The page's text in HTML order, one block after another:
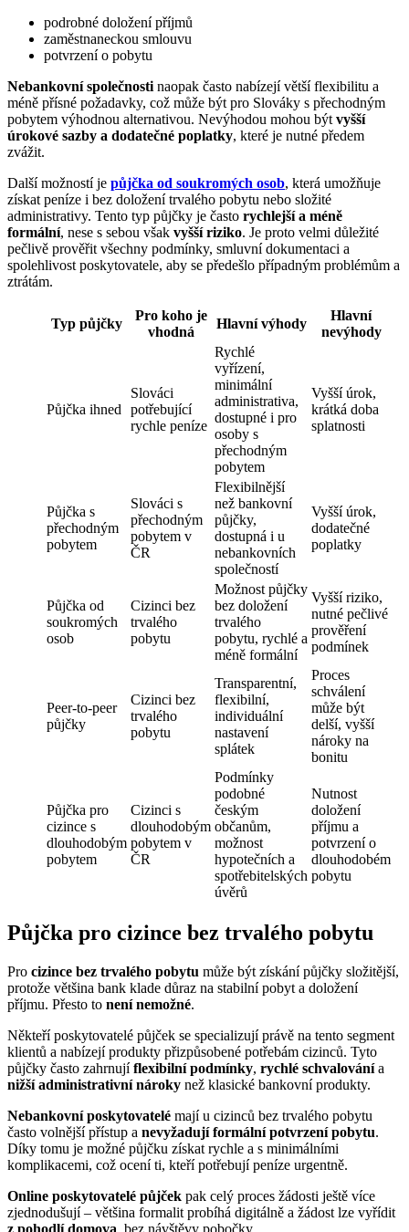
podrobné doložení příjmů
zaměstnaneckou smlouvu
potvrzení o pobytu
Nebankovní společnosti naopak často nabízejí větší flexibilitu a
méně přísné požadavky, což může být pro Slováky s přechodným
pobytem výhodnou alternativou. Nevýhodou mohou být vyšší
úrokové sazby a dodatečné poplatky, které je nutné předem
zvážit.
Další možností je půjčka od soukromých osob, která umožňuje
získat peníze i bez doložení trvalého pobytu nebo složité
administrativy. Tento typ půjčky je často rychlejší a méně
formální, nese s sebou však vyšší riziko. Je proto velmi důležité
pečlivě prověřit všechny podmínky, smluvní dokumentaci a
spolehlivost poskytovatele, aby se předešlo případným problémům a
ztrátám.
Typ půjčky
Pro koho je
vhodná
Hlavní výhody
Hlavní
nevýhody
Půjčka ihned
Slováci
potřebující
rychle peníze
Rychlé
vyřízení,
minimální
administrativa,
dostupné i pro
osoby s
přechodným
pobytem
Vyšší úrok,
krátká doba
splatnosti
Půjčka s
přechodným
pobytem
Slováci s
přechodným
pobytem v
ČR
Flexibilnější
než bankovní
půjčky,
dostupná i u
nebankovních
společností
Vyšší úrok,
dodatečné
poplatky
Půjčka od
soukromých
osob
Cizinci bez
trvalého
pobytu
Možnost půjčky
bez doložení
trvalého
pobytu, rychlé a
méně formální
Vyšší riziko,
nutné pečlivé
prověření
podmínek
Peer-to-peer
půjčky
Cizinci bez
trvalého
pobytu
Transparentní,
flexibilní,
individuální
nastavení
splátek
Proces
schválení
může být
delší, vyšší
nároky na
bonitu
Půjčka pro
cizince s
dlouhodobým
pobytem
Cizinci s
dlouhodobým
pobytem v
ČR
Podmínky
podobné
českým
občanům,
možnost
hypotečních a
spotřebitelských
úvěrů
Nutnost
doložení
příjmu a
potvrzení o
dlouhodobém
pobytu
Půjčka pro cizince bez trvalého pobytu
Pro cizince bez trvalého pobytu může být získání půjčky složitější,
protože většina bank klade důraz na stabilní pobyt a doložení
příjmu. Přesto to není nemožné.
Někteří poskytovatelé půjček se specializují právě na tento segment
klientů a nabízejí produkty přizpůsobené potřebám cizinců. Tyto
půjčky často zahrnujíflexibilní podmínky, rychlé schvalovánía
nižší administrativní nároky než klasické bankovní produkty.
Nebankovní poskytovatelé mají u cizinců bez trvalého pobytu
často volnější přístup a nevyžadují formální potvrzení pobytu.
Díky tomu je možné půjčku získat rychle a s minimálními
komplikacemi, což ocení ti, kteří potřebují peníze urgentně.
Online poskytovatelé půjček pak celý proces žádosti ještě více
zjednodušují – většina formalit probíhá digitálně a žádost lze vyřídit